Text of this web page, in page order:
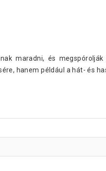
maradni, és
hanem például a hát- és